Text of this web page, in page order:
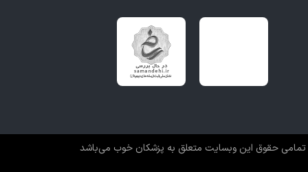
تمامی حقوق این وبسایت متعلق به پزشکان خوب می‌باشد